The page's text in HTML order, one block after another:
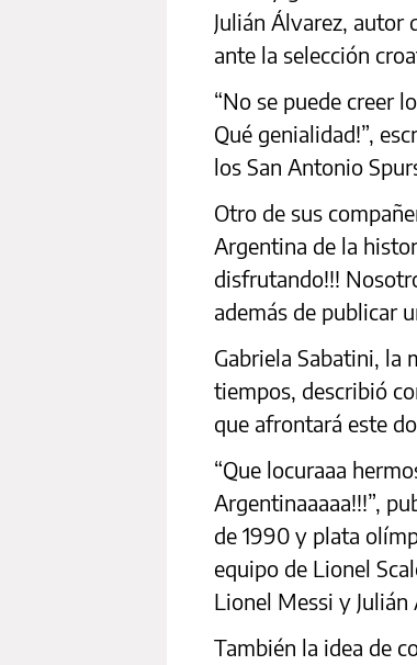
Julián Álvarez, autor
ante la selección
“No se puede creer
Qué genialidad!”,
los San Antonio
Otro de sus
Argentina de la
disfrutando!!!
además de publicar
Gabriela Sabatini, la
tiempos, describió
que afrontará este
“Que locuraaa
Argentinaaaaa!!!”,
de 1990 y plata
equipo de Lionel
Lionel Messi y
También la idea de